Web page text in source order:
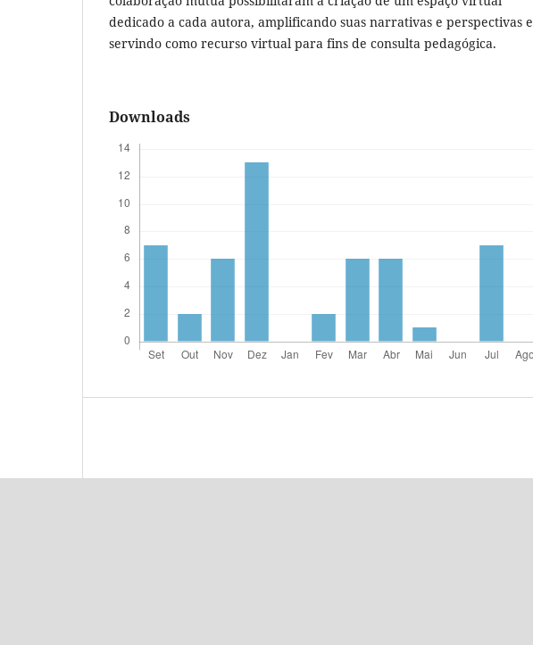
dedicado a cada autora, amplificando suas narrativas e perspectivas e
servindo como recurso virtual para fins de consulta pedagógica.
Downloads